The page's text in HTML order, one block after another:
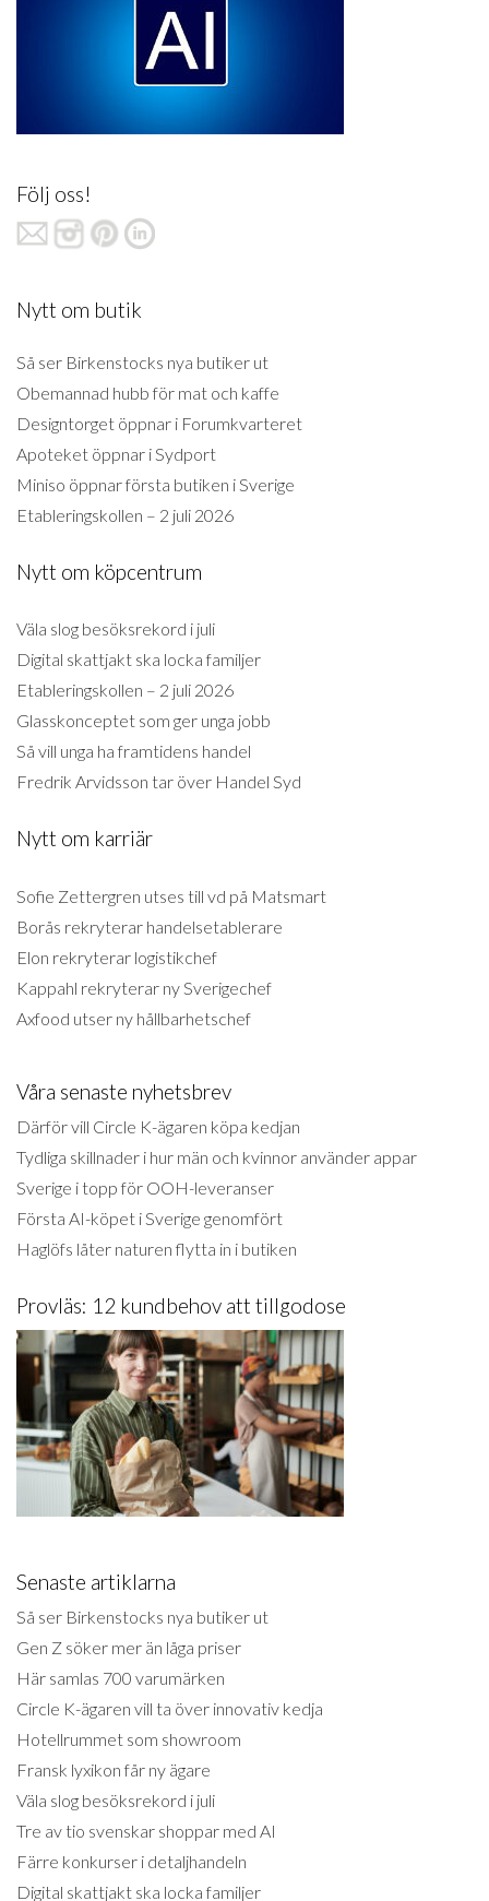
Följ oss!
Nytt om butik
Så ser Birkenstocks nya butiker ut
Obemannad hubb för mat och kaffe
Designtorget öppnar i Forumkvarteret
Apoteket öppnar i Sydport
Miniso öppnar första butiken i Sverige
Etableringskollen – 2 juli 2026
Nytt om köpcentrum
Väla slog besöksrekord i juli
Digital skattjakt ska locka familjer
Etableringskollen – 2 juli 2026
Glasskonceptet som ger unga jobb
Så vill unga ha framtidens handel
Fredrik Arvidsson tar över Handel Syd
Nytt om karriär
Sofie Zettergren utses till vd på Matsmart
Borås rekryterar handelsetablerare
Elon rekryterar logistikchef
Kappahl rekryterar ny Sverigechef
Axfood utser ny hållbarhetschef
Våra senaste nyhetsbrev
Därför vill Circle K-ägaren köpa kedjan
Tydliga skillnader i hur män och kvinnor använder appar
Sverige i topp för OOH-leveranser
Första AI-köpet i Sverige genomfört
Haglöfs låter naturen flytta in i butiken
Provläs: 12 kundbehov att tillgodose
Senaste artiklarna
Så ser Birkenstocks nya butiker ut
Gen Z söker mer än låga priser
Här samlas 700 varumärken
Circle K-ägaren vill ta över innovativ kedja
Hotellrummet som showroom
Fransk lyxikon får ny ägare
Väla slog besöksrekord i juli
Tre av tio svenskar shoppar med AI
Färre konkurser i detaljhandeln
Digital skattjakt ska locka familjer